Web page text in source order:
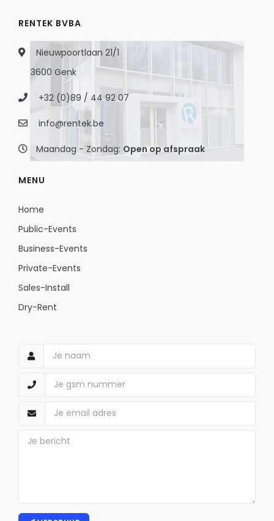
RENTEK BVBA
Nieuwpoortlaan 21/1
3600 Genk
+32 (0)89 / 44 92 07
info@rentek.be
Maandag - Zondag: Open op afspraak
MENU
Home
Public-Events
Business-Events
Private-Events
Sales-Install
Dry-Rent